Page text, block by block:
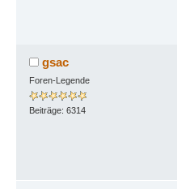
gsac
Foren-Legende
Beiträge: 6314